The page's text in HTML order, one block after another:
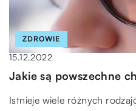
ZDROWIE
15.12.2022
Jakie są powszechne
Istnieje wiele różnych